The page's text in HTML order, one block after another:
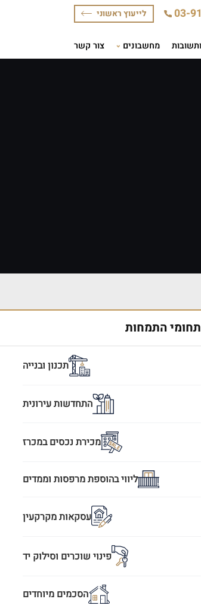
לייעוץ ראשוני
מחשבונים צור קשר
תחומי התמחות
תכנון ובנייה
התחדשות עירונית
מכירת נכסים במכרז
ליווי בהוספת מרפסות וממדים
עסקאות מקרקעין
פינוי שוכרים וסילוק יד
הסכמים מיוחדים